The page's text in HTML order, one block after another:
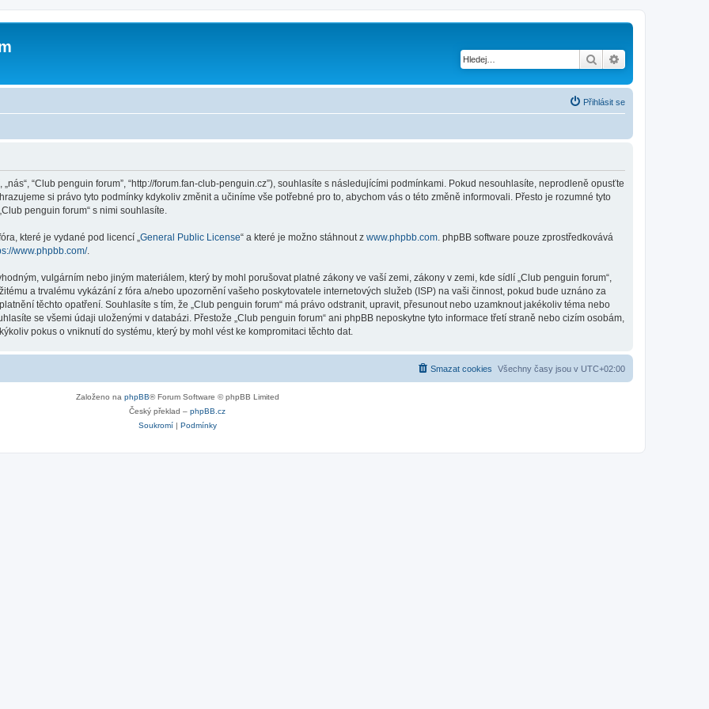
Hledat
Přihlásit se
„nás“, “Club penguin forum”, “http://forum.fan-club-penguin.cz”), souhlasíte s následujícími podmínkami. Pokud nesouhlasíte, neprodleně opusťte
si právo tyto podmínky kdykoliv změnit a učiníme vše potřebné pro to, abychom vás o této změně informovali. Přesto je rozumné tyto
penguin forum“ s nimi souhlasíte.
které je vydané pod licencí „ General Public License“ a které je možno stáhnout z www.phpbb.com . phpBB software pouze zprostředkovává
www.phpbb.com/.
vulgárním nebo jiným materiálem, který by mohl porušovat platné zákony ve vaší zemi, zákony v zemi, kde sídlí „Club penguin forum“,
a trvalému vykázání z fóra a/nebo upozornění vašeho poskytovatele internetových služeb (ISP) na vaši činnost, pokud bude uznáno za
těchto opatření. Souhlasíte s tím, že „Club penguin forum“ má právo odstranit, upravit, přesunout nebo uzamknout jakékoliv téma nebo
se všemi údaji uloženými v databázi. Přestože „Club penguin forum“ ani phpBB neposkytne tyto informace třetí straně nebo cizím osobám,
pokus o vniknutí do systému, který by mohl vést ke kompromitaci těchto dat.
Všechny časy jsou v UTC+02:00
Smazat cookies
Založeno na phpBB® Forum Software © phpBB Limited
Český překlad – phpBB.cz
Soukromí| Podmínky